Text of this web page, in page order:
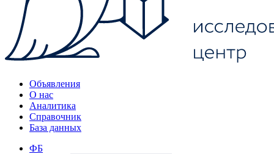
Объявления
О нас
Аналитика
Справочник
База данных
ФБ